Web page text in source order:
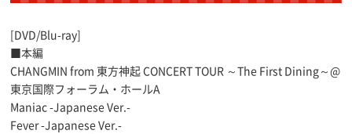
[DVD/Blu-ray]
■本編
CHANGMIN from 東方神起 CONCERT TOUR ～The First Dining～@
東京国際フォーラム・ホールA
Maniac -Japanese Ver.-
Fever -Japanese Ver.-